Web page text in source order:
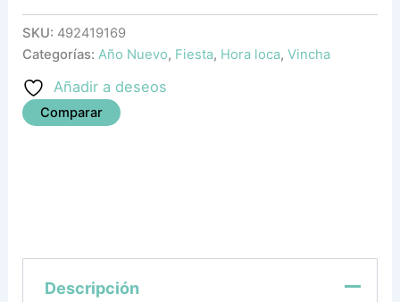
SKU: 492419169
Categorías: Año Nuevo, Fiesta, Hora loca,Vincha
Añadir a deseos
Comparar
Descripción